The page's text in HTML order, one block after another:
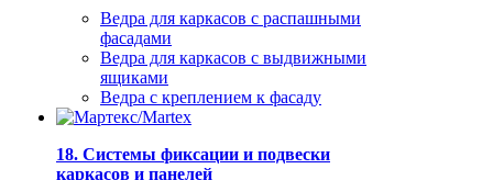
Ведра для каркасов с распашными
фасадами
Ведра для каркасов с выдвижными
ящиками
Ведра с креплением к фасаду
18. Системы фиксации и подвески
каркасов и панелей